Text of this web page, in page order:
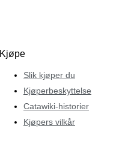
Kjøpe
Slik kjøper du
Kjøperbeskyttelse
Catawiki-historier
Kjøpers vilkår